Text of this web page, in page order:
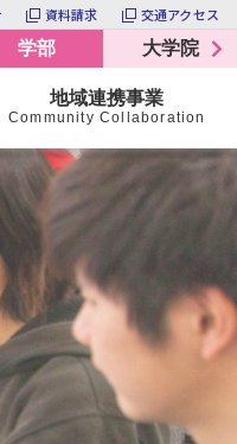
資料請求 交通アクセス
学部 大学院
地域連携事業
Community Collaboration